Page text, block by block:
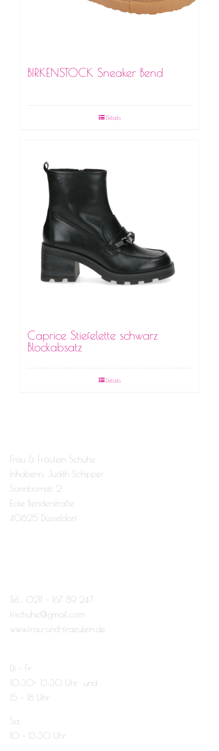
BIRKENSTOCK Sneaker Bend
Details
Caprice Stiefelette schwarz
Blockabsatz
Details
Frau & Fräulein Schuhe
Inhaberin: Judith Schipper
Sonnbornstr. 2
Ecke Benderstraße
40625 Düsseldorf
Tel.: 0211 – 167 89 247
ffschuhe@gmail.com
www.frau-und-fraeulein.de
Di – Fr:
10:30- 13:30 Uhr und
15 – 18 Uhr
Sa:
10 – 13:30 Uhr